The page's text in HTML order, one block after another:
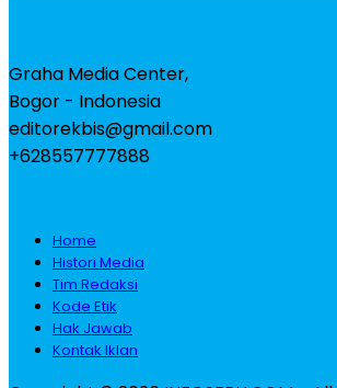
Graha Media Center,
Bogor - Indonesia
editorekbis@gmail.com
+628557777888
Home
Histori Media
Tim Redaksi
Kode Etik
Hak Jawab
Kontak Iklan